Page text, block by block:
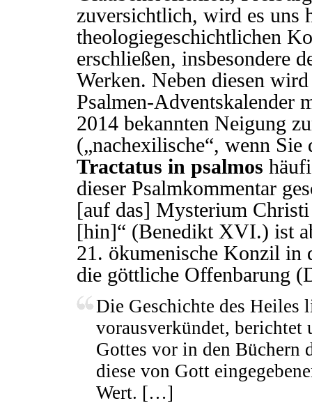
zuversichtlich, wird es uns
theologiegeschichtlichen
erschließen, insbesondere
Werken. Neben diesen
Psalmen-Adventskalender
2014 bekannten Neigung
(„nachexilische“, wenn Sie
Tractatus in psalmos
dieser Psalmkommentar
[auf das] Mysterium
[hin]“ (Benedikt XVI.) ist
21. ökumenische Konzil in
die göttliche Offenbarung
Die Geschichte des Heiles
vorausverkündet, berichtet
Gottes vor in den Büchern
diese von Gott
Wert. […]